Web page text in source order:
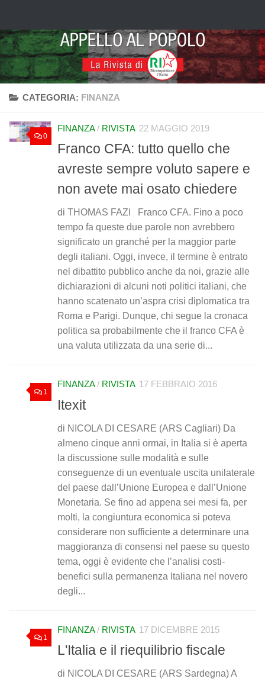
CATEGORIA: FINANZA
0
FINANZA/ RIVISTA 22 MAGGIO 2019
Franco CFA: tutto quello che
avreste sempre voluto sapere e
non avete mai osato chiedere
di THOMAS FAZI Franco CFA. Fino a poco
tempo fa queste due parole non avrebbero
significato un granché per la maggior parte
degli italiani. Oggi, invece, il termine è entrato
nel dibattito pubblico anche da noi, grazie alle
dichiarazioni di alcuni noti politici italiani, che
hanno scatenato un’aspra crisi diplomatica tra
Roma e Parigi. Dunque, chi segue la cronaca
politica sa probabilmente che il franco CFA è
una valuta utilizzata da una serie di...
1
FINANZA/ RIVISTA 17 FEBBRAIO 2016
Itexit
di NICOLA DI CESARE (ARS Cagliari) Da
almeno cinque anni ormai, in Italia si è aperta
la discussione sulle modalità e sulle
conseguenze di un eventuale uscita unilaterale
del paese dall’Unione Europea e dall’Unione
Monetaria. Se fino ad appena sei mesi fa, per
molti, la congiuntura economica si poteva
considerare non sufficiente a determinare una
maggioranza di consensi nel paese su questo
tema, oggi è evidente che l’analisi costi-
benefici sulla permanenza Italiana nel novero
degli...
1
FINANZA/ RIVISTA 17 DICEMBRE 2015
L'Italia e il riequilibrio fiscale
di NICOLA DI CESARE (ARS Sardegna) A